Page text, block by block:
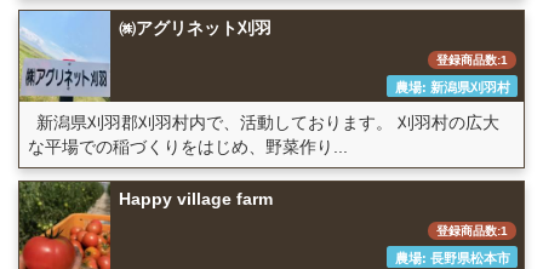
㈱アグリネット刈羽
登録商品数:1
農場: 新潟県刈羽村
新潟県刈羽郡刈羽村内で、活動しております。 刈羽村の広大
な平場での稲づくりをはじめ、野菜作り...
Happy village farm
登録商品数:1
農場: 長野県松本市